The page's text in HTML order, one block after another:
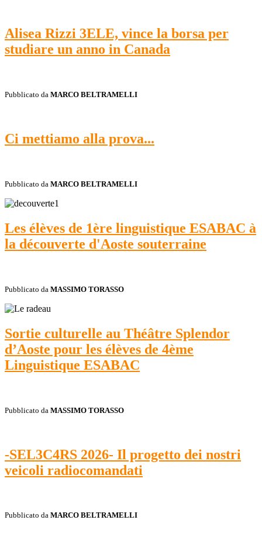
Alisea Rizzi 3ELE, vince la borsa per
studiare un anno in Canada
Pubblicato da MARCO BELTRAMELLI
Ci mettiamo alla prova...
Pubblicato da MARCO BELTRAMELLI
Les élèves de 1ère linguistique ESABAC à
la découverte d'Aoste souterraine
Pubblicato da MASSIMO TORASSO
Sortie culturelle au Théâtre Splendor
d’Aoste pour les élèves de 4ème
Linguistique ESABAC
Pubblicato da MASSIMO TORASSO
-SEL3C4RS 2026- Il progetto dei nostri
veicoli radiocomandati
Pubblicato da MARCO BELTRAMELLI